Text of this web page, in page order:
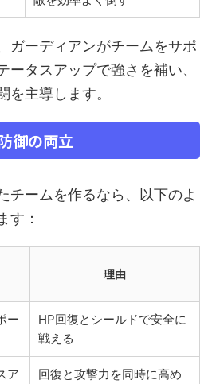
ガーディアンがチームをサポ
ータスアップで強さを補い、
を主導します。
御の両立
チームを作るなら、以下のよ
す：
理由
ー
HP回復とシールドで安全に
戦える
ア
回復と攻撃力を同時に高め